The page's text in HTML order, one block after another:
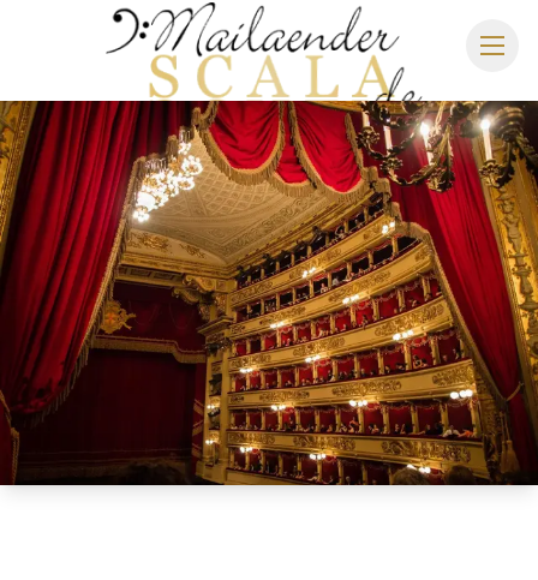
MAILÄNDER SCALA
SPIELPLAN 2026/2027
SITZPLAN HOTELS